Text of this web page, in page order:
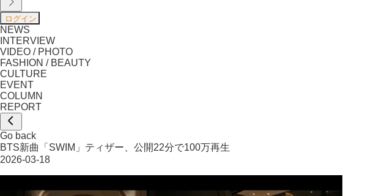
NEWS
INTERVIEW
VIDEO / PHOTO
FASHION / BEAUTY
CULTURE
EVENT
COLUMN
REPORT
Go back
BTS新曲「SWIM」ティザー、公開22分で100万再生
2026-03-18